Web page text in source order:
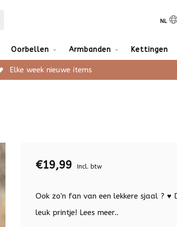
NL
Oorbellen Armbanden Kettingen
Elke week nieuwe items
€19,99 Incl. btw
Ook zo'n fan van een lekkere sjaal ? ♥
leuk printje! Lees meer..